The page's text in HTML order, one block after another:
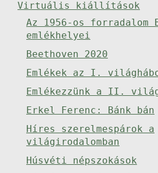
Virtuális kiállítások
Az 1956-os forradalom
emlékhelyei
Beethoven 2020
Emlékek az I.
Emlékezzünk a II.
Erkel Ferenc: Bánk bán
Híres szerelmespárok a
világirodalomban
Húsvéti népszokások